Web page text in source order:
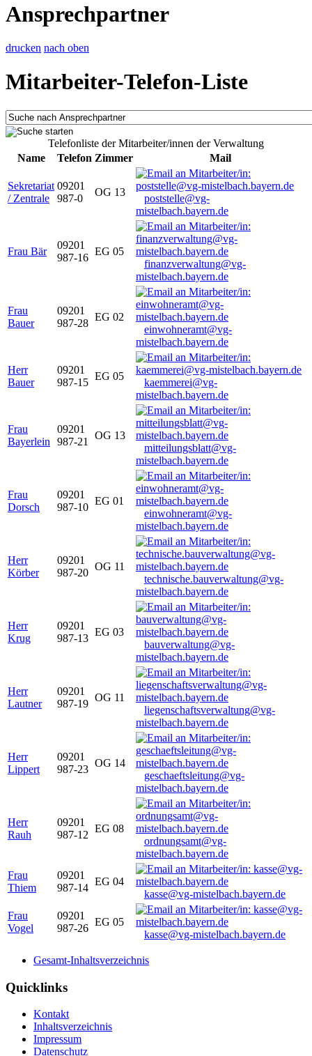
Ansprechpartner
drucken nach oben
Mitarbeiter-Telefon-Liste
Telefonliste der Mitarbeiter/innen der Verwaltung
Name
Telefon Zimmer Mail
Sekretariat
/ Zentrale
09201
987-0
OG 13
poststelle@vg-
mistelbach.bayern.de
Frau Bär
09201
987-16
EG 05
finanzverwaltung@vg-
mistelbach.bayern.de
Frau
Bauer
09201
987-28
EG 02
einwohneramt@vg-
mistelbach.bayern.de
Herr
Bauer
09201
987-15
EG 05
kaemmerei@vg-
mistelbach.bayern.de
Frau
Bayerlein
09201
987-21
OG 13
mitteilungsblatt@vg-
mistelbach.bayern.de
Frau
Dorsch
09201
987-10
EG 01
einwohneramt@vg-
mistelbach.bayern.de
Herr
Körber
09201
987-20
OG 11
technische.bauverwaltung@vg-
mistelbach.bayern.de
Herr
Krug
09201
987-13
EG 03
bauverwaltung@vg-
mistelbach.bayern.de
Herr
Lautner
09201
987-19
OG 11
liegenschaftsverwaltung@vg-
mistelbach.bayern.de
Herr
Lippert
09201
987-23
OG 14
geschaeftsleitung@vg-
mistelbach.bayern.de
Herr
Rauh
09201
987-12
EG 08
ordnungsamt@vg-
mistelbach.bayern.de
Frau
Thiem
09201
987-14
EG 04
kasse@vg-mistelbach.bayern.de
Frau
Vogel
09201
987-26
EG 05
kasse@vg-mistelbach.bayern.de
Gesamt-Inhaltsverzeichnis
Quicklinks
Kontakt
Inhaltsverzeichnis
Impressum
Datenschutz